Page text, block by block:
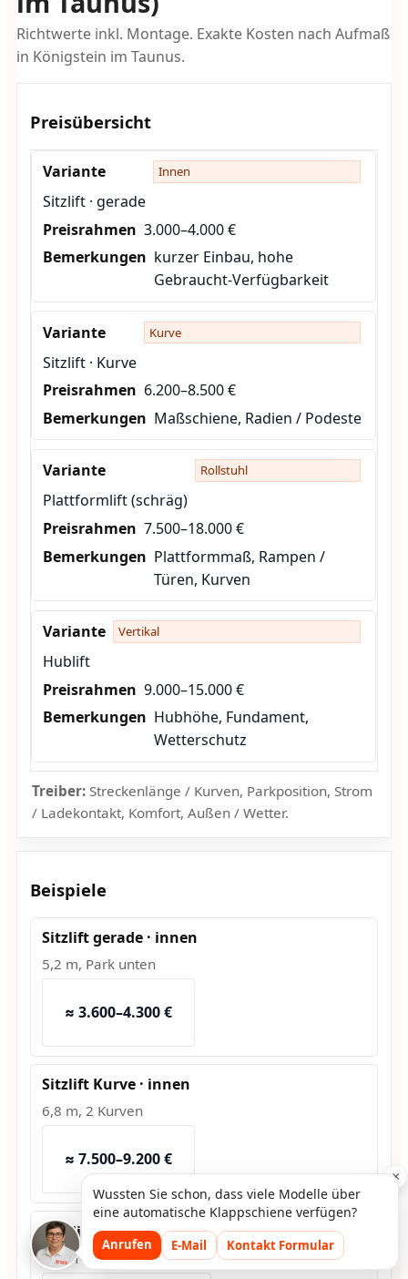
Richtwerte inkl. Montage. Exakte Kosten nach Aufmaß
in Königstein im Taunus.
Preisübersicht
Innen
Sitzlift · gerade
3.000–4.000 €
kurzer Einbau, hohe
Gebraucht-Verfügbarkeit
Kurve
Sitzlift · Kurve
6.200–8.500 €
Maßschiene, Radien / Podeste
Rollstuhl
Plattformlift (schräg)
7.500–18.000 €
Plattformmaß, Rampen /
Türen, Kurven
Vertikal
Hublift
9.000–15.000 €
Hubhöhe, Fundament,
Wetterschutz
Treiber:Streckenlänge / Kurven, Parkposition, Strom
/ Ladekontakt, Komfort, Außen / Wetter.
Beispiele
Sitzlift gerade · innen
5,2 m, Park unten
≈ 3.600–4.300 €
Sitzlift Kurve · innen
6,8 m, 2 Kurven
≈ 7.500–9.200 €
Hublift · außen
1,2 m Hub, Fundament
×
Wussten Sie schon, dass viele Modelle über
eine automatische Klappschiene verfügen?
Anrufen E-Mail Kontakt Formular